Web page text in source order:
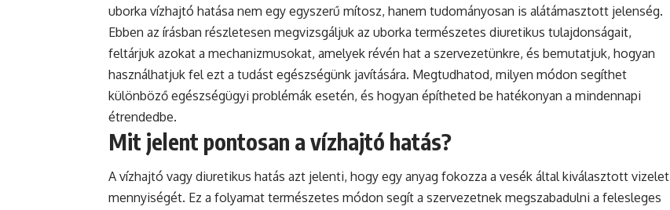
uborka vízhajtó hatása nem egy egyszerű mítosz, hanem tudományosan is alátámasztott jelenség.
Ebben az írásban részletesen megvizsgáljuk az uborka természetes diuretikus tulajdonságait,
feltárjuk azokat a mechanizmusokat, amelyek révén hat a szervezetünkre, és bemutatjuk, hogyan
használhatjuk fel ezt a tudást egészségünk javítására. Megtudhatod, milyen módon segíthet
különböző egészségügyi problémák esetén, és hogyan építheted be hatékonyan a mindennapi
étrendedbe.
Mit jelent pontosan a vízhajtó hatás?
A vízhajtó vagy diuretikus hatás azt jelenti, hogy egy anyag fokozza a vesék által kiválasztott vizelet
mennyiségét. Ez a folyamat természetes módon segít a szervezetnek megszabadulni a felesleges